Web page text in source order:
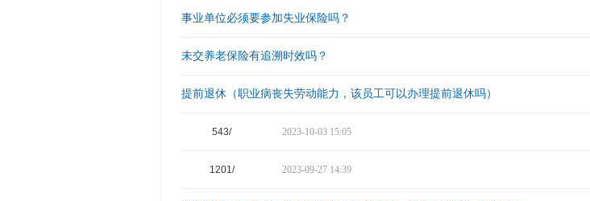
事业单位必须要参加失业保险吗？
未交养老保险有追溯时效吗？
提前退休（职业病丧失劳动能力，该员工可以办理提前退休吗）
543/ 2023-10-03 15:05
1201/ 2023-09-27 14:39